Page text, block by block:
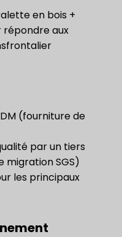
en bois +
répondre aux
(fourniture de
par un tiers
migration SGS)
les principaux